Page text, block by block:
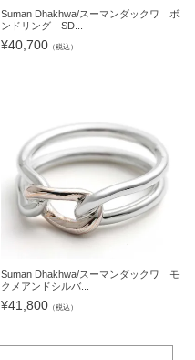
Suman Dhakhwa/スーマンダックワ ボ
ンドリング SD...
¥40,700 （税込）
Suman Dhakhwa/スーマンダックワ モ
クメアンドシルバ...
¥41,800 （税込）